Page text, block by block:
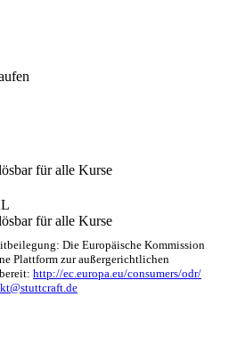
für alle Kurse
für alle Kurse
Die Europäische Kommission
Plattform zur außergerichtlichen
http://ec.europa.eu/consumers/odr/